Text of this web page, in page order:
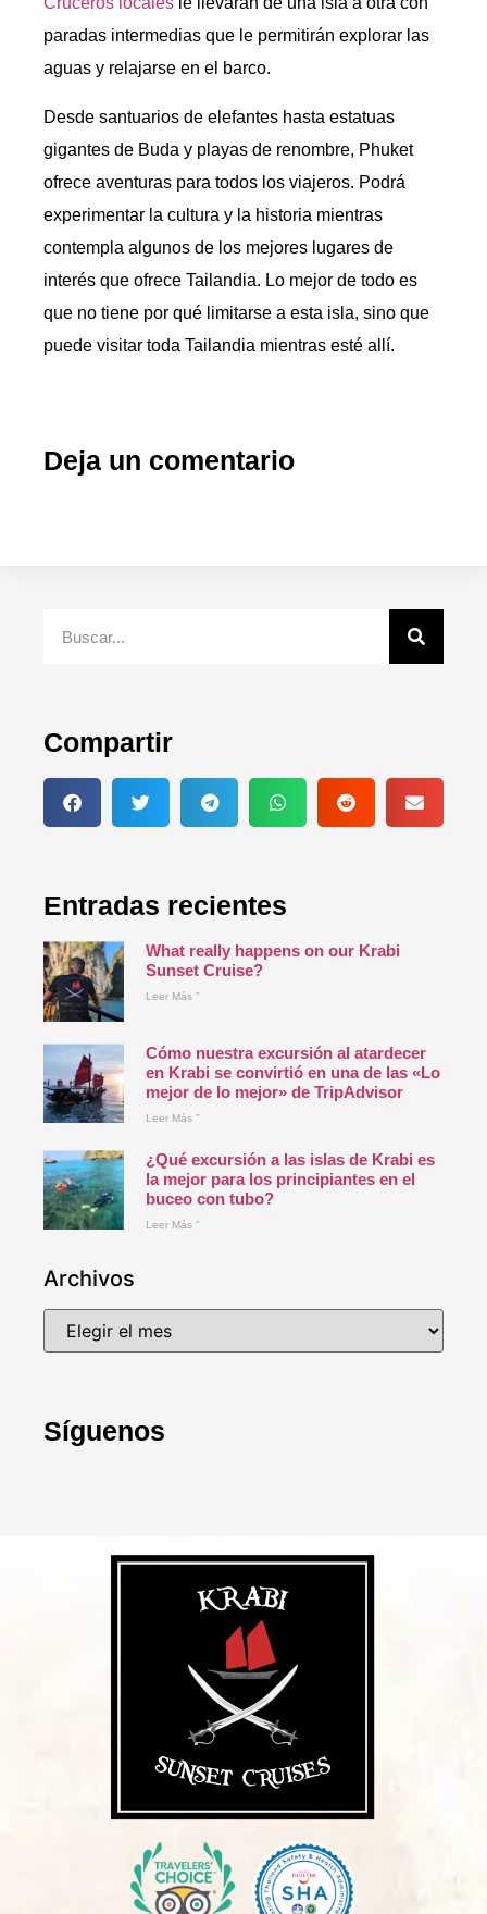
paradas intermedias que le permitirán explorar las
aguas y relajarse en el barco.
Desde santuarios de elefantes hasta estatuas
gigantes de Buda y playas de renombre, Phuket
ofrece aventuras para todos los viajeros. Podrá
experimentar la cultura y la historia mientras
contempla algunos de los mejores lugares de
interés que ofrece Tailandia. Lo mejor de todo es
que no tiene por qué limitarse a esta isla, sino que
puede visitar toda Tailandia mientras esté allí.
Deja un comentario
Compartir
Entradas recientes
What really happens on our Krabi
Sunset Cruise?
Leer Más "
Cómo nuestra excursión al atardecer
en Krabi se convirtió en una de las «Lo
mejor de lo mejor» de TripAdvisor
Leer Más "
¿Qué excursión a las islas de Krabi es
la mejor para los principiantes en el
buceo con tubo?
Leer Más "
Archivos
Síguenos